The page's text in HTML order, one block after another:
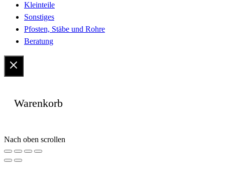
Kleinteile
Sonstiges
Pfosten, Stäbe und Rohre
Beratung
Warenkorb
Nach oben scrollen